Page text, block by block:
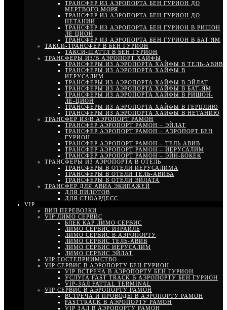
ТРАНСФЕР ИЗ АЭРОПОРТА БЕН ГУРИОН ДО
МЕРТВОГО МОРЯ
ТРАНСФЕР ИЗ АЭРОПОРТА БЕН ГУРИОН ДО
НЕТАНИИ
ТРАНСФЕР ИЗ АЭРОПОРТА БЕН ГУРИОН В РИШОН
ЛЕ ЦИОН
ТРАНСФЕР ИЗ АЭРОПОРТА БЕН ГУРИОН В БАТ ЯМ
ТАКСИ-ТРАНСФЕР В БЕН ГУРИОН
ТАКСИ-ШАТТЛ В БЕН ГУРИОН
ТРАНСФЕРЫ ИЗ/В АЭРОПОРТ ХАЙФЫ
ТРАНСФЕРЫ ИЗ АЭРОПОРТА ХАЙФЫ В ТЕЛЬ-АВИВ
ТРАНСФЕРЫ ИЗ АЭРОПОРТА ХАЙФЫ В
ИЕРУСАЛИМ
ТРАНСФЕРЫ ИЗ АЭРОПОРТА ХАЙФЫ В ЭЙЛАТ
ТРАНСФЕРЫ ИЗ АЭРОПОРТА ХАЙФЫ В БАТ-ЯМ
ТРАНСФЕРЫ ИЗ АЭРОПОРТА ХАЙФЫ В РИШОН-
ЛЕ-ЦИОН
ТРАНСФЕРЫ ИЗ АЭРОПОРТА ХАЙФЫ В ГЕРЦЛИЮ
ТРАНСФЕРЫ ИЗ АЭРОПОРТА ХАЙФЫ В НЕТАНИЮ
ТРАНСФЕР ИЗ/В АЭРОПОРТ РАМОН
ТРАНСФЕР АЭРОПОРТ РАМОН – ЭЙЛАТ
ТРАНСФЕР АЭРОПОРТ РАМОН – АЭРОПОРТ БЕН
ГУРИОН
ТРАНСФЕР АЭРОПОРТ РАМОН – ТЕЛЬ АВИВ
ТРАНСФЕР АЭРОПОРТ РАМОН – ИЕРУСАЛИМ
ТРАНСФЕР АЭРОПОРТ РАМОН – ЭЙН-БОКЕК
ТРАНСФЕРЫ ИЗ АЭРОПОРТА В ОТЕЛЬ
ТРАНСФЕРЫ В ОТЕЛИ ИЕРУСАЛИМА
ТРАНСФЕРЫ В ОТЕЛИ ТЕЛЬ-АВИВА
ТРАНСФЕРЫ В ОТЕЛИ ЭЙЛАТА
ТРАНСФЕР ДЛЯ АВИА ЭКИПАЖЕЙ
ДЛЯ ПИЛОТОВ
ДЛЯ СТЮАРДЕСС
VIP
ВИП ПЕРЕВОЗКИ
VIP ЛИМО СЕРВИС
БЛЕК КАР ЛИМО СЕРВИС
ЛИМО СЕРВИС ИЗРАИЛЬ
ЛИМО СЕРВИС В АЭРОПОРТУ
ЛИМО СЕРВИС ТЕЛЬ-АВИВ
ЛИМО СЕРВИС ИЕРУСАЛИМ
ЛИМО СЕРВИС ЭЙЛАТ
VIP ГОСТЕПРИИМСТВО
VIP СЕРВИС В АЭРОПОРТУ БЕН ГУРИОН
VIP ВСТРЕЧА В АЭРОПОРТУ БЕН ГУРИОН
УСЛУГА FAST TRACK В АЭРОПОРТУ БЕН ГУРИОН
VIP-ЗАЛ FATTAL TERMINAL
VIP СЕРВИС В АЭРОПОРТУ РАМОН
ВСТРЕЧА И ПРОВОДЫ В АЭРОПОРТУ РАМОН
FASTTRACK В АЭРОПОРТУ РАМОН
VIP ЗАЛ В АЭРОПОРТУ РАМОН